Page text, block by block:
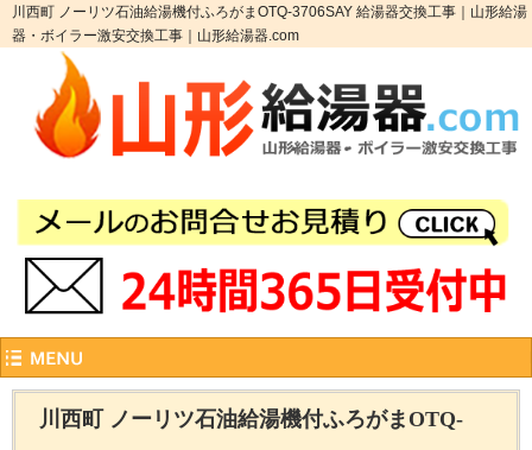
川西町 ノーリツ石油給湯機付ふろがまOTQ-3706SAY 給湯器交換工事｜山形給湯
器・ボイラー激安交換工事｜山形給湯器.com
川西町 ノーリツ石油給湯機付ふろがまOTQ-